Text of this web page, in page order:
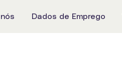
Dados de Emprego